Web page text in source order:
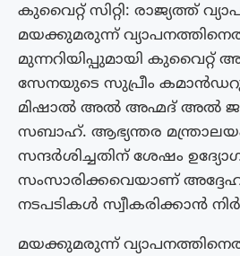
കുവൈറ്റ് സിറ്റി: രാജ്യത്ത്
മയക്കുമരുന്ന്
മുന്നറിയിപ്പുമായി കുവൈറ്റ്
സേനയുടെ സുപ്രീം
മിഷാൽ അൽ അഹ്മദ് അൽ
സബാഹ്. ആഭ്യന്തര
സന്ദർശിച്ചതിന് ശേഷം
സംസാരിക്കവെയാണ്
നടപടികൾ സ്വീകരിക്കാൻ
മയക്കുമരുന്ന്